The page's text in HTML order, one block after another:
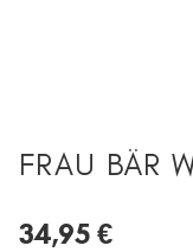
FRAU BÄR
34,95 €